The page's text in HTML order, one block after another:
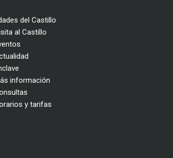
del Castillo
al Castillo
información
y tarifas